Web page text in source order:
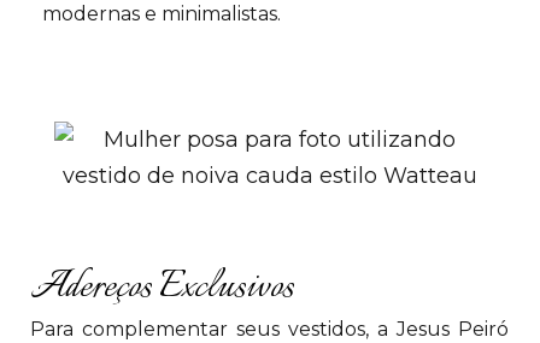
modernas e minimalistas.
Adereços Exclusivos
Para complementar seus vestidos, a Jesus Peiró